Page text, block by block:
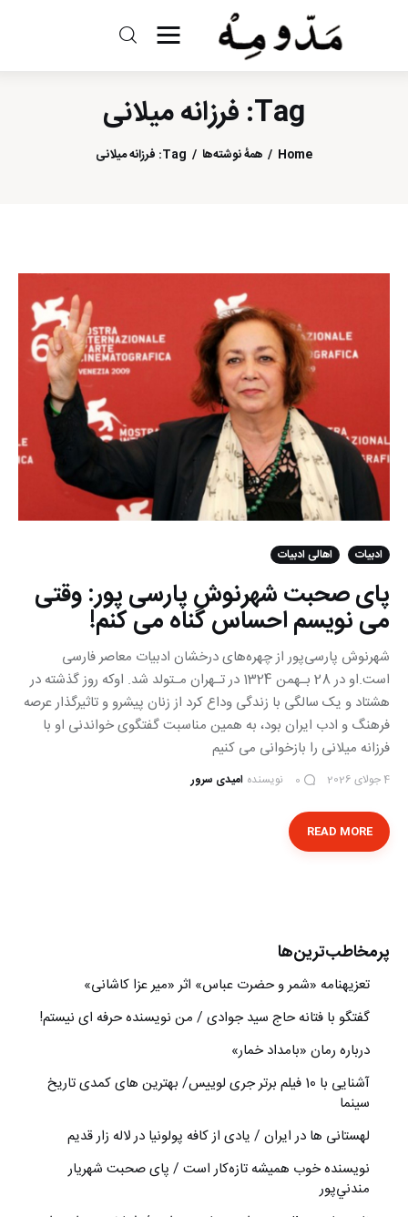
Tag: فرزانه میلانی
Home همهٔ نوشته‌ها Tag: فرزانه میلانی
مد و مه
ادبیات
سینما
درباره ما
ادبیات اهالی ادبیات
پای صحبت شهرنوش پارسی‏ پور: وقتی
می نویسم احساس گناه می کنم!
شهرنوش پارسی‌پور از چهره‌های درخشان ادبیات معاصر فارسی‌
است‌.او‌ در 28 بـهمن 1324 در تـهران مـتولد شد. اوکه روز گذشته در
هشتاد و یک سالگی با زندگی وداع کرد از زنان پیشرو و تاثیرگذار عرصه
فرهنگ و ادب ایران بود، به همین مناسبت گفتگوی خواندنی او با
فرزانه میلانی را بازخوانی می کنیم
4 جولای 2026 0 نویسنده امیدی سرور
READ MORE
پرمخاطب‌ترین‌ها
تعزیه‎نامه‏ «شمر و حضرت عباس» اثر «میر عزا کاشانی»
گفتگو با فتانه حاج سید جوادی / من نویسنده حرفه ای نیستم!
درباره رمان «بامداد خمار»
آشنایی با 10 فیلم برتر جری لوییس/ بهترین های کمدی تاریخ
سینما
لهستانی ها در ایران / یادی از کافه پولونیا در لاله زار قدیم
نويسنده خوب هميشه تازه‌كار است / پای صحبت شهريار
مندني‌پور